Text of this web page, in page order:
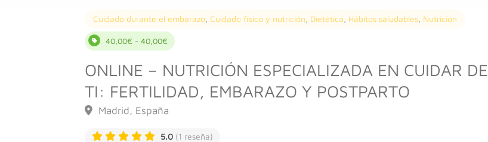
Cuidado durante el embarazo Cuidado físico y nutrición Dietética Hábitos saludables Nutrición
40,00€ - 40,00€
ONLINE – NUTRICIÓN ESPECIALIZADA EN CUIDAR DE
TI: FERTILIDAD, EMBARAZO Y POSTPARTO
Madrid, España
5.0 (1 reseña)